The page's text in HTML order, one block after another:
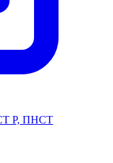
Р, ПНСТ